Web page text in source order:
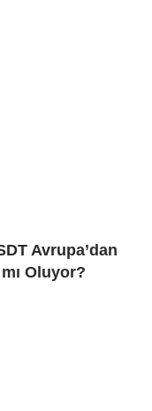
Avrupa’dan
Oluyor?